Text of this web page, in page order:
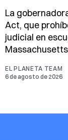
La
Act, que
judicial en
EL PLANETA TEAM
6 de agosto de 2026